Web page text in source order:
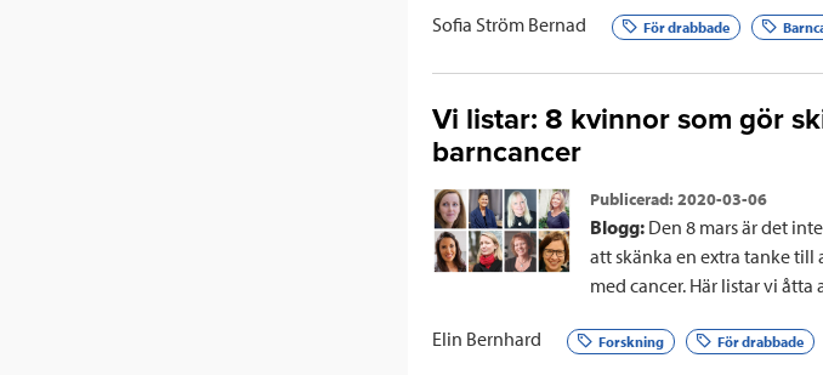
Sofia Ström Bernad För drabbade
Vi listar: 8 kvinnor som gör
barncancer
Publicerad:2020-03-06
Blogg: Den 8 mars är det
att skänka en extra tanke
med cancer. Här listar vi åtta
Elin Bernhard Forskning För drabbade